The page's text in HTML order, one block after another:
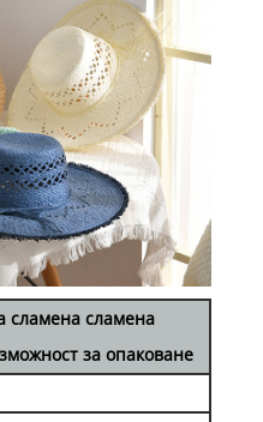
сламена сламена
за опаковане